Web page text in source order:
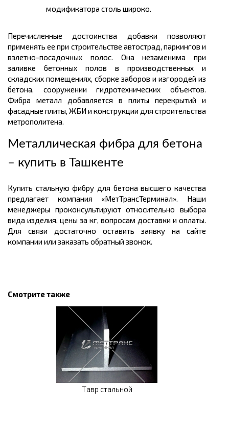
модификатора столь широко.
Перечисленные достоинства добавки позволяют
применять ее при строительстве автострад, паркингов и
взлетно-посадочных полос. Она незаменима при
заливке бетонных полов в производственных и
складских помещениях, сборке заборов и изгородей из
бетона, сооружении гидротехнических объектов.
Фибра металл добавляется в плиты перекрытий и
фасадные плиты, ЖБИ и конструкции для строительства
метрополитена.
Металлическая фибра для бетона
– купить в Ташкенте
Купить стальную фибру для бетона высшего качества
предлагает компания «МетТрансТерминал». Наши
менеджеры проконсультируют относительно выбора
вида изделия, цены за кг, вопросам доставки и оплаты.
Для связи достаточно оставить заявку на сайте
компании или заказать обратный звонок.
Смотрите также
Тавр стальной